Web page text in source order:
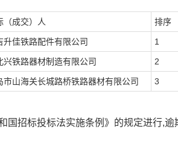
（成交）人 排序
升佳铁路配件有限公司 1
兴铁路器材制造有限公司 2
市山海关长城路桥铁路器材有限公司 3
国招标投标法实施条例》的规定进行,逾